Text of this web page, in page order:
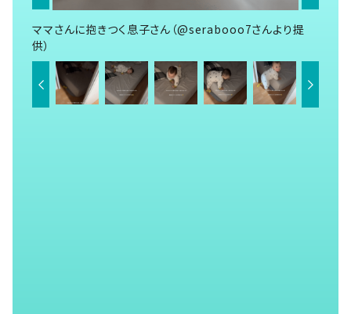
ママさんに抱きつく息子さん（@serabooo7さんより提
供）